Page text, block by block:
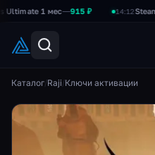
1 мес— 915 ₽ 14:12 Steam
Каталог/Raji/Ключи активации